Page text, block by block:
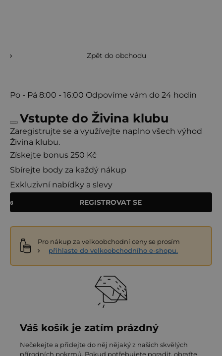
Zpět do obchodu
Po - Pá 8:00 - 16:00 Odpovíme vám do 24 hodin
Vstupte do Živina klubu
Zaregistrujte se a využívejte naplno všech výhod
Živina klubu.
Získejte bonus 250 Kč
Sbírejte body za každý nákup
Exkluzivní nabídky a slevy
REGISTROVAT SE
Pro nákup za velkoobchodní ceny se prosím
přihlaste do velkoobchodního e-shopu.
Váš košík je zatím prázdný
Nečekejte a přidejte do něj nějaký z našich skvělých
přírodních pokrmů. Pokud potřebujete poradit, obraťte